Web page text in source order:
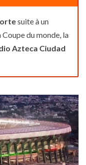
suite à un
du monde, la
Azteca Ciudad